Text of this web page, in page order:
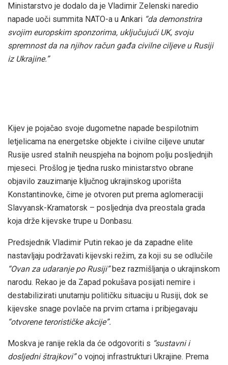
Ministarstvo je dodalo da je Vladimir Zelenski naredio
napade uoči summita NATO-a u Ankari “da demonstrira
svojim europskim sponzorima, uključujući UK, svoju
spremnost da na njihov račun gađa civilne ciljeve u Rusiji
iz Ukrajine.”
Kijev je pojačao svoje dugometne napade bespilotnim
letjelicama na energetske objekte i civilne ciljeve unutar
Rusije usred stalnih neuspjeha na bojnom polju posljednjih
mjeseci. Prošlog je tjedna rusko ministarstvo obrane
objavilo zauzimanje ključnog ukrajinskog uporišta
Konstantinovke, čime je otvoren put prema aglomeraciji
Slavyansk-Kramatorsk – posljednja dva preostala grada
koja drže kijevske trupe u Donbasu.
Predsjednik Vladimir Putin rekao je da zapadne elite
nastavljaju podržavati kijevski režim, za koji su se odlučile
“Ovan za udaranje po Rusiji”bez razmišljanja o ukrajinskom
narodu. Rekao je da Zapad pokušava posijati nemire i
destabilizirati unutarnju političku situaciju u Rusiji, dok se
kijevske snage povlače na prvim crtama i pribjegavaju
“otvorene terorističke akcije”.
Moskva je ranije rekla da će odgovoriti s “sustavni i
dosljedni štrajkovi”o vojnoj infrastrukturi Ukrajine. Prema